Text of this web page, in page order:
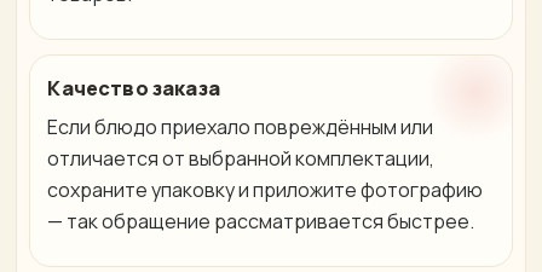
Качество заказа
Если блюдо приехало повреждённым или
отличается от выбранной комплектации,
сохраните упаковку и приложите фотографию
— так обращение рассматривается быстрее.